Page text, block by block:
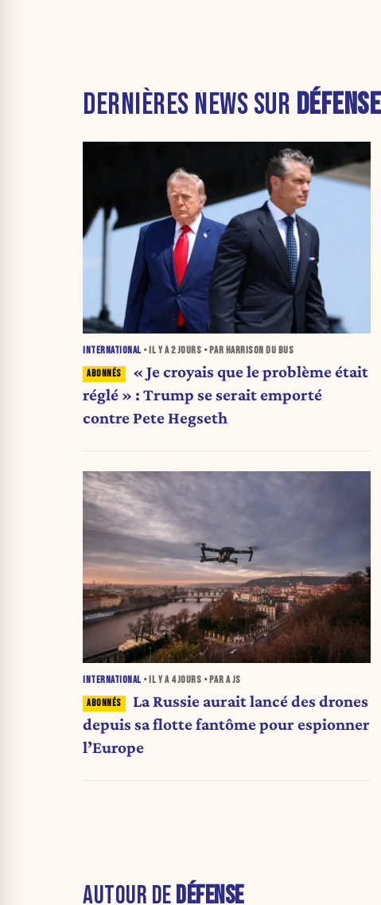
DERNIÈRES NEWS SUR DÉFENSE
INTERNATIONAL • IL Y A2 JOURS • PAR HARRISON DU BUS
« Je croyais que le problème était
réglé » : Trump se serait emporté
contre Pete Hegseth
INTERNATIONAL • IL Y A 4 JOURS • PAR A JS
La Russie aurait lancé des drones
depuis sa flotte fantôme pour espionner
l’Europe
AUTOUR DEDÉFENSE